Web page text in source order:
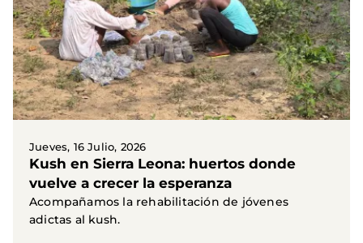
Jueves, 16 Julio, 2026
Kush en Sierra Leona: huertos donde
vuelve a crecer la esperanza
Acompañamos la rehabilitación de jóvenes
adictas al kush.